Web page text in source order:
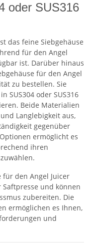
oder SUS316
das feine Siebgehäuse
für den Angel
ist. Darüber hinaus
für den Angel
zu bestellen. Sie
SUS304 oder SUS316
Beide Materialien
Langlebigkeit aus,
gegenüber
ermöglicht es
ihren
für den Angel Juicer
und können
zubereiten. Die
ermöglichen es Ihnen,
und